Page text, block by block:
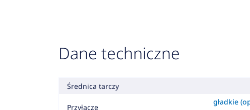
Dane techniczne
Średnica tarczy
Przyłącze
gładkie